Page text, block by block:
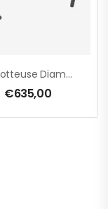
Carotteuse Diamant, À Sec EHD 2000 S – 132 Mm – 1700 W
€635,00